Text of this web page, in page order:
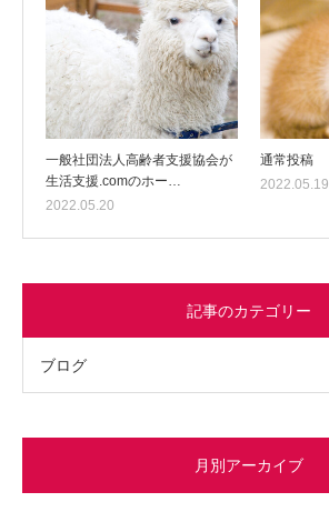
一般社団法人高齢者支援協会が
生活支援.comのホー…
2022.05.20
通常投稿
2022.05.19
記事のカテゴリー
ブログ
月別アーカイブ